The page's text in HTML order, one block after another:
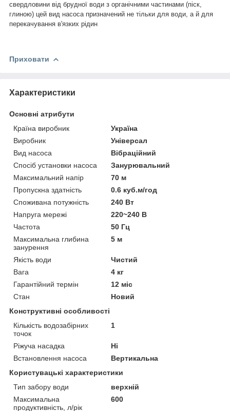
свердловини від брудної води з органічними частинами (піск,
глиною) цей вид насоса призначений не тільки для води, а й для
перекачування в'язких рідин
Приховати
Характеристики
Основні атрибути
Країна виробник
Україна
Виробник
Універсал
Вид насоса
Вібраційний
Спосіб установки насоса
Занурювальний
Максимальний напір
70 м
Пропускна здатність
0.6 куб.м/год
Споживана потужність
240 Вт
Напруга мережі
220~240 В
Частота
50 Гц
Максимальна глибина
занурення
5 м
Якість води
Чистий
Вага
4 кг
Гарантійний термін
12 міс
Стан
Новий
Конструктивні особливості
Кількість водозабірних
точок
1
Ріжуча насадка
Ні
Встановлення насоса
Вертикальна
Користувацькі характеристики
Тип забору води
верхній
Максимальна
продуктивність, л/рік
600